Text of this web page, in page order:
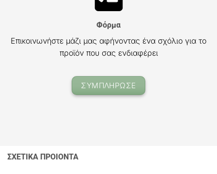
Φόρμα
Επικοινωνήστε μάζι μας αφήνοντας ένα σχόλιο για το
προϊόν που σας ενδιαφέρει
ΣΥΜΠΛΗΡΩΣΕ
ΣΧΕΤΙΚΑ ΠΡΟΙΟΝΤΑ